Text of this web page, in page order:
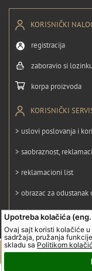
Upotreba kolačića
Ovaj sajt koristi kolačiće
sadržaja, pružanja
skladu sa Politikom
KORISNIČKI
registracija
zaboravio si
korpa proizvoda
KORISNIČKI
> uslovi poslovanja i
> saobraznost,
> reklamacioni list
> obrazac za odustanak
> politika privatnosti
> politika kolačića